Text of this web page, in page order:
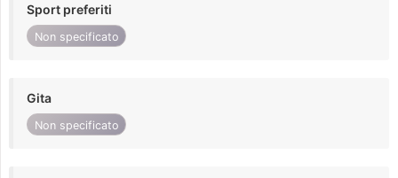
Sport preferiti
Non specificato
Gita
Non specificato